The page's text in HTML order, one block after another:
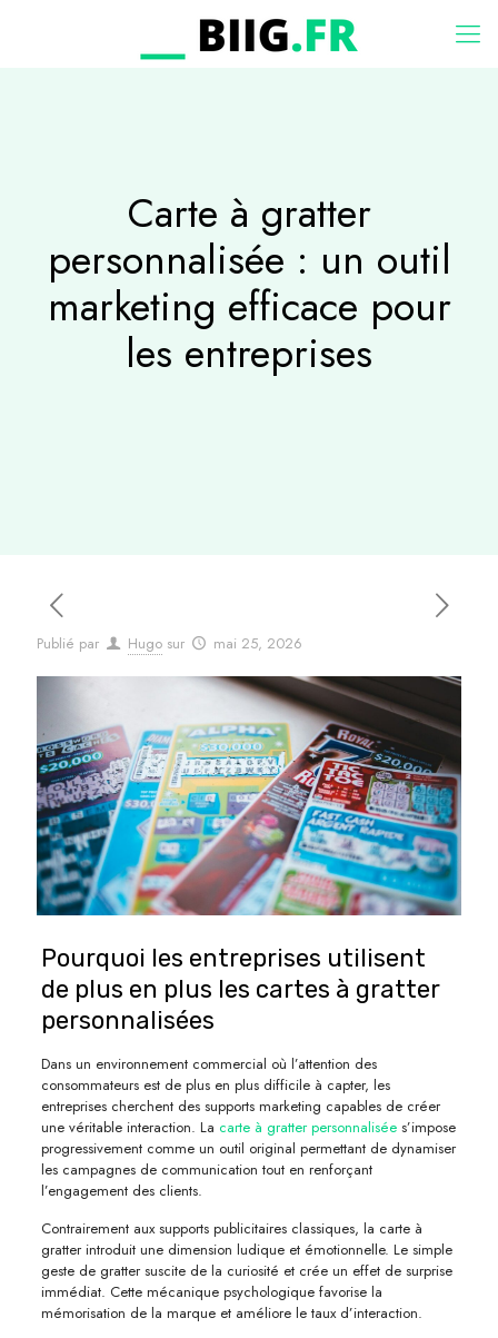
Carte à gratter
personnalisée : un outil
marketing efficace pour
les entreprises
Publié par Hugo sur mai 25, 2026
Pourquoi les entreprises utilisent
de plus en plus les cartes à gratter
personnalisées
Dans un environnement commercial où l’attention des
consommateurs est de plus en plus difficile à capter, les
entreprises cherchent des supports marketing capables de créer
une véritable interaction. La carte à gratter personnalisées’impose
progressivement comme un outil original permettant de dynamiser
les campagnes de communication tout en renforçant
l’engagement des clients.
Contrairement aux supports publicitaires classiques, la carte à
gratter introduit une dimension ludique et émotionnelle. Le simple
geste de gratter suscite de la curiosité et crée un effet de surprise
immédiat. Cette mécanique psychologique favorise la
mémorisation de la marque et améliore le taux d’interaction.